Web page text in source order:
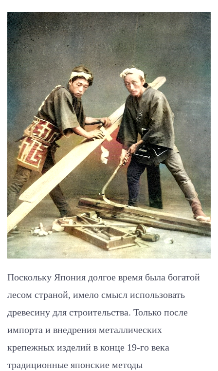
Поскольку Япония долгое время была богатой
лесом страной, имело смысл использовать
древесину для строительства. Только после
импорта и внедрения металлических
крепежных изделий в конце 19-го века
традиционные японские методы